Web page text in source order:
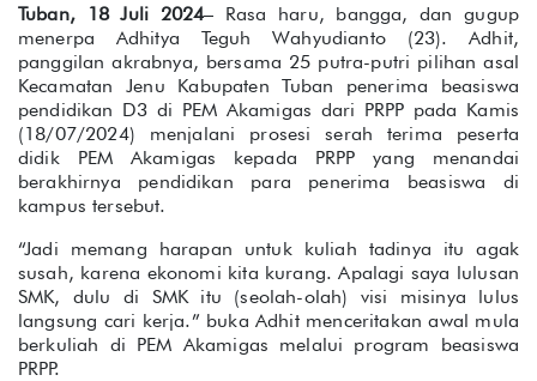
Tuban, 18 Juli 2024– Rasa haru, bangga, dan gugup
menerpa Adhitya Teguh Wahyudianto (23). Adhit,
panggilan akrabnya, bersama 25 putra-putri pilihan asal
Kecamatan Jenu Kabupaten Tuban penerima beasiswa
pendidikan D3 di PEM Akamigas dari PRPP pada Kamis
(18/07/2024) menjalani prosesi serah terima peserta
didik PEM Akamigas kepada PRPP yang menandai
berakhirnya pendidikan para penerima beasiswa di
kampus tersebut.
“Jadi memang harapan untuk kuliah tadinya itu agak
susah, karena ekonomi kita kurang. Apalagi saya lulusan
SMK, dulu di SMK itu (seolah-olah) visi misinya lulus
langsung cari kerja.” buka Adhit menceritakan awal mula
berkuliah di PEM Akamigas melalui program beasiswa
PRPP.